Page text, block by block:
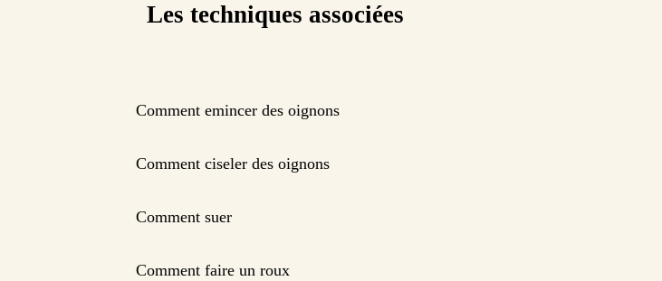
Les techniques associées
Comment emincer des oignons
Comment ciseler des oignons
Comment suer
Comment faire un roux